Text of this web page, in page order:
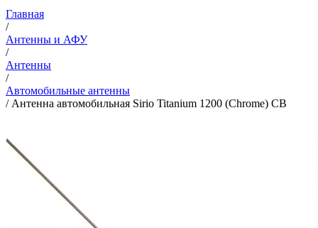
Главная
/
Антенны и АФУ
/
Антенны
/
Автомобильные антенны
/ Антенна автомобильная Sirio Titanium 1200 (Chrome) CB